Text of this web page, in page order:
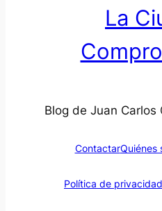
La
Blog de Juan Carlos
ContactarQuiénes
Política de privacidad